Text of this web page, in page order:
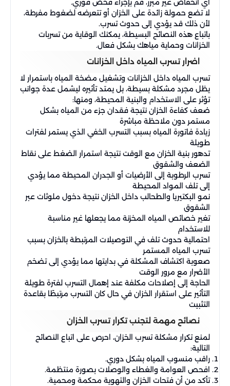
أي انخفاض غير مبرر، قم بإجراء فحص فوري.
لا تضع حمولة زائدة على الخزان أو تتعرضه لضغوط مفرطة،
لأن ذلك قد يؤدي إلى حدوث تسرب.
باتباع هذه النصائح البسيطة، يمكنك الوقاية من تسربات
الخزانات وحماية مياهك بشكل فعال.
اضرار تسرب المياه داخل الخزانات
تسرب المياه داخل الخزانات وتشغيل مضخة المياه باستمرار لا
يظل مجرد مشكلة بسيطة، بل يمتد تأثيره ليشمل عدة جوانب
تؤثر على الاستخدام والبنية المحيطة، ومنها:
ضعف كفاءة الخزان نتيجة فقدان جزء من المياه بشكل
مستمر دون ملاحظة مباشرة
زيادة فاتورة المياه بسبب التسرب الخفي الذي يستمر لفترات
طويلة
تدهور بنية الخزان مع الوقت نتيجة استمرار الضغط على نقاط
الضعف والشقوق
تسرب الرطوبة إلى الأرضيات أو الجدران المحيطة مما يؤدي
إلى تلف المواد المحيطة
نمو البكتيريا والطحالب داخل الخزان نتيجة دخول ملوثات عبر
الشقوق
تغير خصائص المياه المخزنة مما يجعلها غير مناسبة
للاستخدام
احتمالية حدوث تلف في التوصيلات المرتبطة بالخزان بسبب
تسرب المياه المستمر
صعوبة اكتشاف المشكلة في بدايتها مما يؤدي إلى تضخم
الأضرار مع مرور الوقت
الحاجة إلى إصلاحات مكلفة عند إهمال التسرب لفترة طويلة
التأثير على استقرار الخزان في حال كان التسرب مرتبطًا بقاعدة
التثبيت
نصائح مهمة لتجنب تكرار تسرب الخزان
لمنع تكرار مشكلة تسرب الخزان، احرص على اتباع النصائح
التالية:
راقب منسوب المياه بشكل دوري.
افحص العوامة والغطاء والوصلات بصورة منتظمة.
تأكد من أن فتحات الخزان والتهوية محكمة ومحمية.